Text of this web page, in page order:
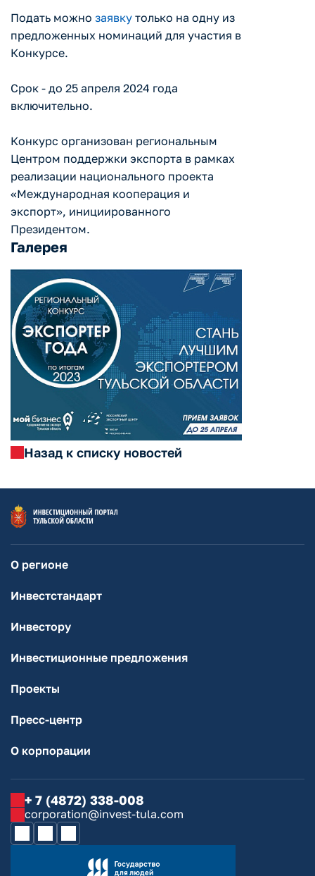
Подать можно заявку только на одну из
предложенных номинаций для участия в
Конкурсе.
Срок - до 25 апреля 2024 года
включительно.
Конкурс организован региональным
Центром поддержки экспорта в рамках
реализации национального проекта
«Международная кооперация и
экспорт», инициированного
Президентом.
Галерея
Назад к списку новостей
О регионе
Инвестстандарт
Инвестору
Инвестиционные предложения
Проекты
Пресс-центр
О корпорации
+ 7 (4872) 338-008
corporation@invest-tula.com